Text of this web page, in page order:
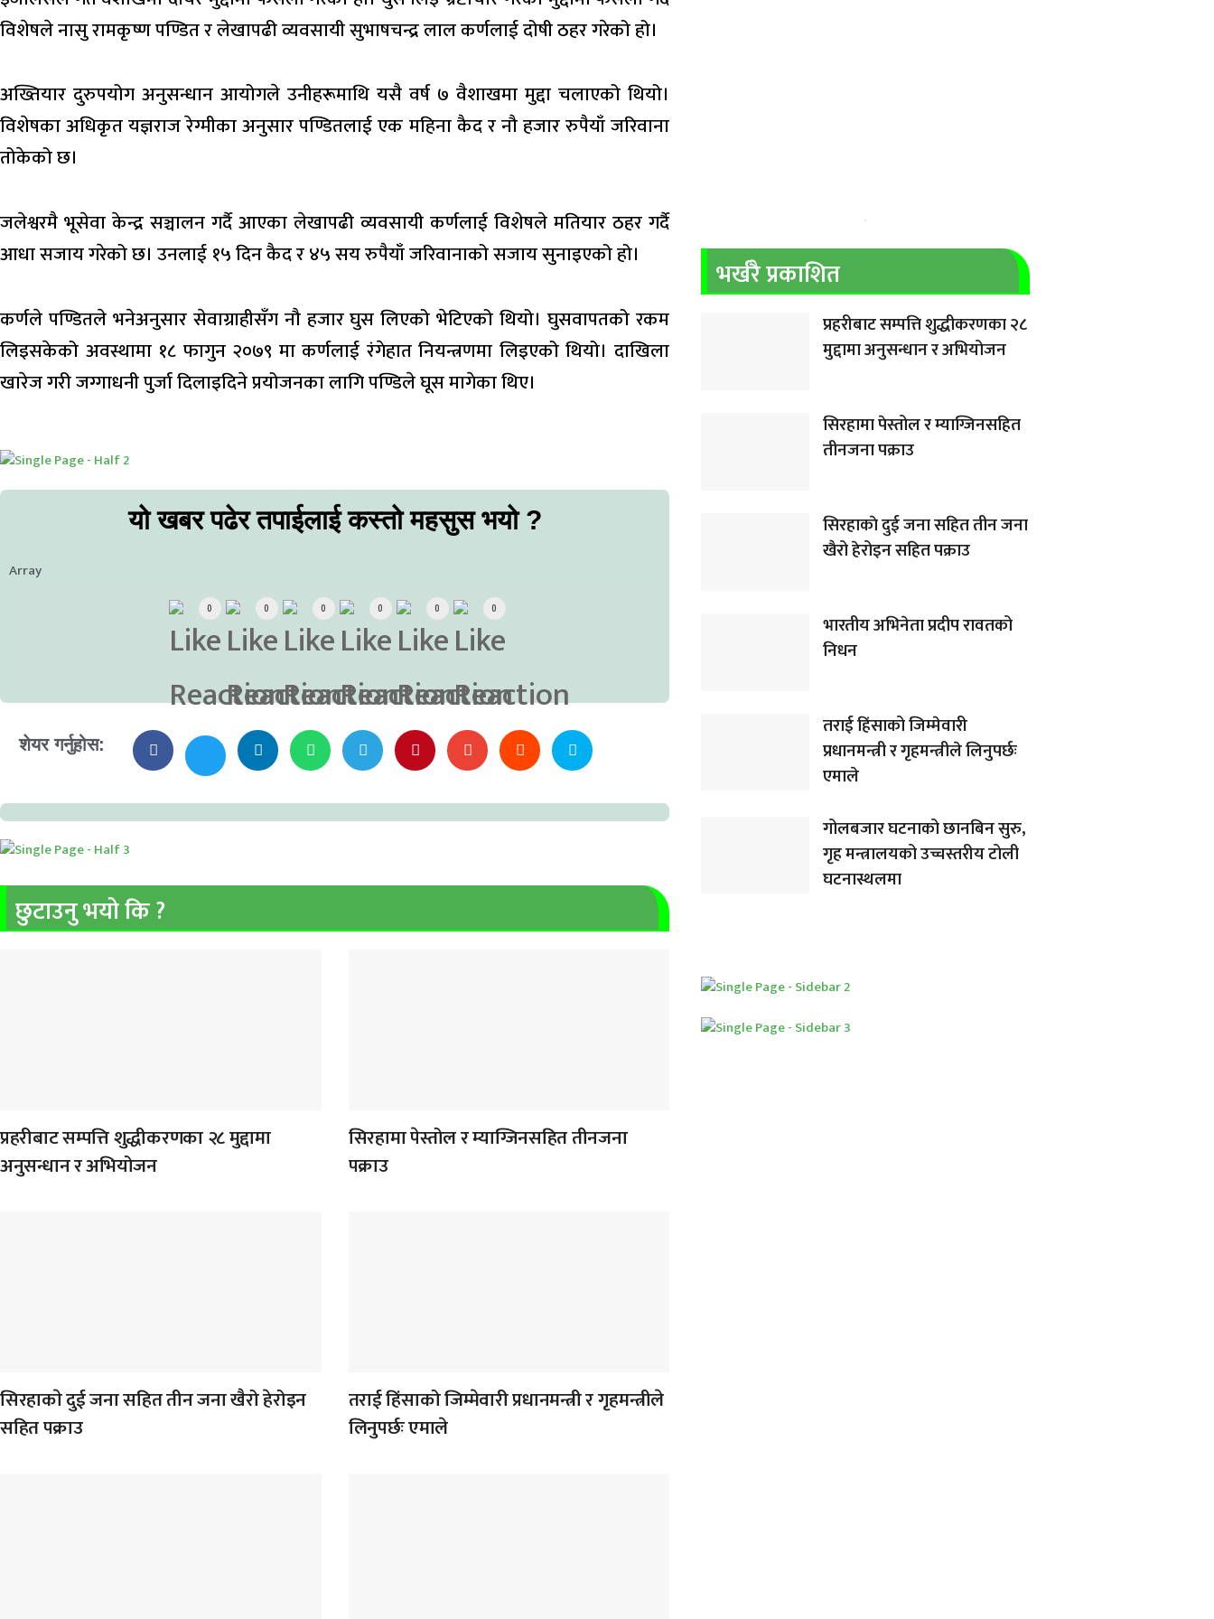
विशेषले नासु रामकृष्ण पण्डित र लेखापढी व्यवसायी सुभाषचन्द्र लाल कर्णलाई दोषी ठहर गरेको हो।
अख्तियार दुरुपयोग अनुसन्धान आयोगले उनीहरूमाथि यसै वर्ष ७ वैशाखमा मुद्दा चलाएको थियो।
विशेषका अधिकृत यज्ञराज रेग्मीका अनुसार पण्डितलाई एक महिना कैद र नौ हजार रुपैयाँ जरिवाना
तोकेको छ।
जलेश्वरमै भूसेवा केन्द्र सञ्चालन गर्दै आएका लेखापढी व्यवसायी कर्णलाई विशेषले मतियार ठहर गर्दै
आधा सजाय गरेको छ। उनलाई १५ दिन कैद र ४५ सय रुपैयाँ जरिवानाको सजाय सुनाइएको हो।
कर्णले पण्डितले भनेअनुसार सेवाग्राहीसँग नौ हजार घुस लिएको भेटिएको थियो। घुसवापतको रकम
लिइसकेको अवस्थामा १८ फागुन २०७९ मा कर्णलाई रंगेहात नियन्त्रणमा लिइएको थियो। दाखिला
खारेज गरी जग्गाधनी पुर्जा दिलाइदिने प्रयोजनका लागि पण्डिले घूस मागेका थिए।
यो खबर पढेर तपाईलाई कस्तो महसुस भयो ?
Array
0 0 0 0 0 0
शेयर गर्नुहोस:
छुटाउनु भयो कि ?
प्रहरीबाट सम्पत्ति शुद्धीकरणका २८ मुद्दामा
अनुसन्धान र अभियोजन
सिरहामा पेस्तोल र म्याग्जिनसहित तीनजना
पक्राउ
सिरहाकाे दुई जना सहित तीन जना खैरो हेरोइन
सहित पक्राउ
तराई हिंसाको जिम्मेवारी प्रधानमन्त्री र गृहमन्त्रीले
लिनुपर्छः एमाले
भर्खरै प्रकाशित
प्रहरीबाट सम्पत्ति शुद्धीकरणका २८
मुद्दामा अनुसन्धान र अभियोजन
सिरहामा पेस्तोल र म्याग्जिनसहित
तीनजना पक्राउ
सिरहाकाे दुई जना सहित तीन जना
खैरो हेरोइन सहित पक्राउ
भारतीय अभिनेता प्रदीप रावतको
निधन
तराई हिंसाको जिम्मेवारी
प्रधानमन्त्री र गृहमन्त्रीले लिनुपर्छः
एमाले
गोलबजार घटनाको छानबिन सुरु,
गृह मन्त्रालयको उच्चस्तरीय टोली
घटनास्थलमा